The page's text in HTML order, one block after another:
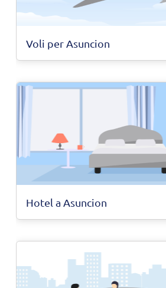
Voli per Asuncion
Hotel a Asuncion